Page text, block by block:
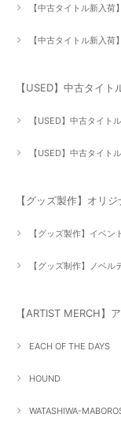
【中古タイトル新入
【中古タイトル新入
【USED】中古タイト
【USED】中古タイト
【USED】中古タイト
【グッズ製作】オリ
【グッズ製作】イベン
【グッズ制作】ノベル
【ARTIST MERCH】
EACH OF THE DAYS
HOUND
WATASHIWA-